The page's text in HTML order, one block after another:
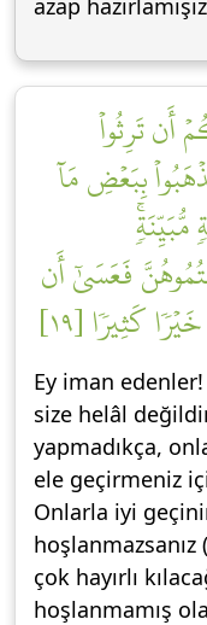
azap
أَن تَرِثُواْ
بِبَعۡضِ مَآ
مُّبَيِّنَةٖۚ
فَعَسَىٰٓ أَن
كَثِيرٗا [١٩]
Ey iman
size helâl
yapmadıkça,
ele geçirmeniz
Onlarla iyi
hoşlanmazsanız
çok hayırlı
hoşlanmamış